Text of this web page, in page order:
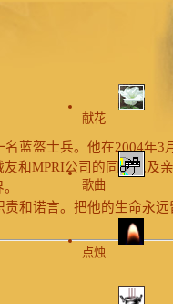
献花
歌曲
点烛
蓝盔士兵。他在2004年3
和MPRI公司的同仁以及
和诺言。把他的生命永